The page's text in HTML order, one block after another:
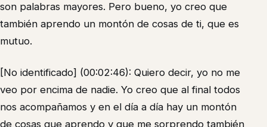
son palabras mayores. Pero bueno, yo creo que
también aprendo un montón de cosas de ti, que es
mutuo.
[No identificado] (00:02:46): Quiero decir, yo no me
veo por encima de nadie. Yo creo que al final todos
nos acompañamos y en el día a día hay un montón
de cosas que aprendo y que me sorprendo también